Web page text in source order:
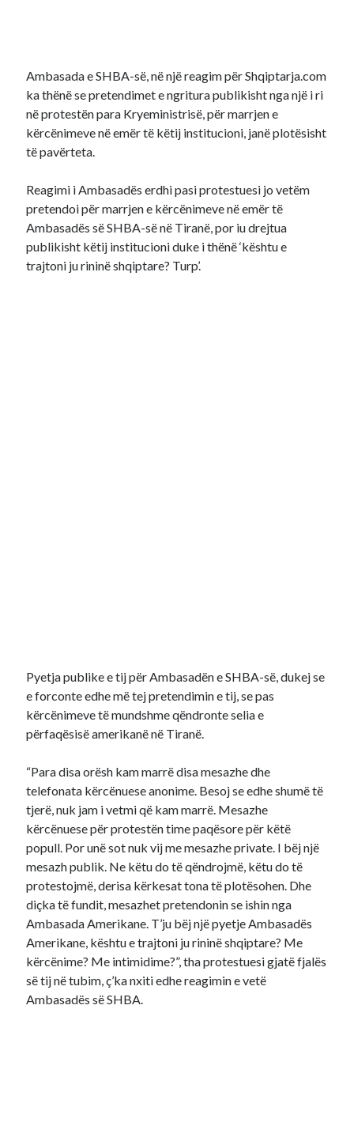
Ambasada e SHBA-së, në një reagim për Shqiptarja.com
ka thënë se pretendimet e ngritura publikisht nga një i ri
në protestën para Kryeministrisë, për marrjen e
kërcënimeve në emër të këtij institucioni, janë plotësisht
të pavërteta.
Reagimi i Ambasadës erdhi pasi protestuesi jo vetëm
pretendoi për marrjen e kërcënimeve në emër të
Ambasadës së SHBA-së në Tiranë, por iu drejtua
publikisht këtij institucioni duke i thënë ‘kështu e
trajtoni ju rininë shqiptare? Turp’.
Pyetja publike e tij për Ambasadën e SHBA-së, dukej se
e forconte edhe më tej pretendimin e tij, se pas
kërcënimeve të mundshme qëndronte selia e
përfaqësisë amerikanë në Tiranë.
“Para disa orësh kam marrë disa mesazhe dhe
telefonata kërcënuese anonime. Besoj se edhe shumë të
tjerë, nuk jam i vetmi që kam marrë. Mesazhe
kërcënuese për protestën time paqësore për këtë
popull. Por unë sot nuk vij me mesazhe private. I bëj një
mesazh publik. Ne këtu do të qëndrojmë, këtu do të
protestojmë, derisa kërkesat tona të plotësohen. Dhe
diçka të fundit, mesazhet pretendonin se ishin nga
Ambasada Amerikane. T’ju bëj një pyetje Ambasadës
Amerikane, kështu e trajtoni ju rininë shqiptare? Me
kërcënime? Me intimidime?”, tha protestuesi gjatë fjalës
së tij në tubim, ç’ka nxiti edhe reagimin e vetë
Ambasadës së SHBA.